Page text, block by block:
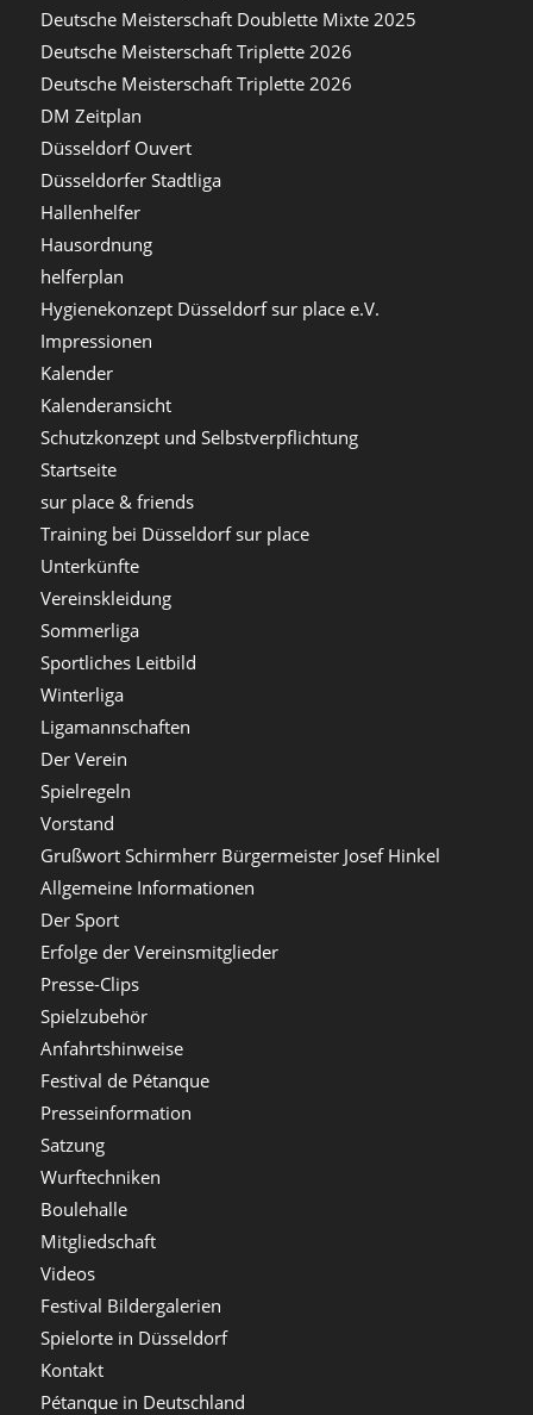
Deutsche Meisterschaft Doublette Mixte 2025
Deutsche Meisterschaft Triplette 2026
Deutsche Meisterschaft Triplette 2026
DM Zeitplan
Düsseldorf Ouvert
Düsseldorfer Stadtliga
Hallenhelfer
Hausordnung
helferplan
Hygienekonzept Düsseldorf sur place e.V.
Impressionen
Kalender
Kalenderansicht
Schutzkonzept und Selbstverpflichtung
Startseite
sur place & friends
Training bei Düsseldorf sur place
Unterkünfte
Vereinskleidung
Sommerliga
Sportliches Leitbild
Winterliga
Ligamannschaften
Der Verein
Spielregeln
Vorstand
Grußwort Schirmherr Bürgermeister Josef Hinkel
Allgemeine Informationen
Der Sport
Erfolge der Vereinsmitglieder
Presse-Clips
Spielzubehör
Anfahrtshinweise
Festival de Pétanque
Presseinformation
Satzung
Wurftechniken
Boulehalle
Mitgliedschaft
Videos
Festival Bildergalerien
Spielorte in Düsseldorf
Kontakt
Pétanque in Deutschland